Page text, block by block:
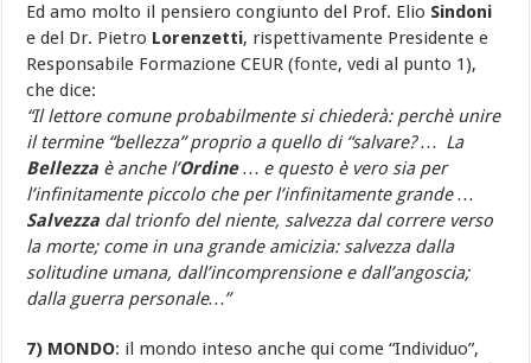
Ed amo molto il pensiero congiunto del Prof. Elio Sindoni
e del Dr. Pietro Lorenzetti, rispettivamente Presidente e
Responsabile Formazione CEUR (fonte, vedi al punto 1),
che dice:
“Il lettore comune probabilmente si chiederà: perchè unire
il termine “bellezza” proprio a quello di “salvare? … La
Bellezza è anche l’Ordine… e questo è vero sia per
l’infinitamente piccolo che per l’infinitamente grande …
Salvezza dal trionfo del niente, salvezza dal correre verso
la morte; come in una grande amicizia: salvezza dalla
solitudine umana, dall’incomprensione e dall’angoscia;
dalla guerra personale…”
7) MONDO: il mondo inteso anche qui come “Individuo”,